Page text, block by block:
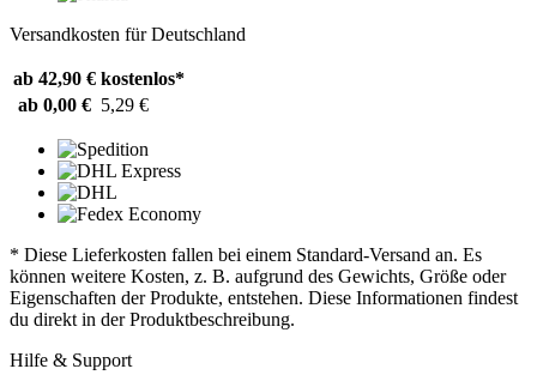
Versandkosten für Deutschland
ab 42,90 € kostenlos*
ab 0,00 € 5,29 €
* Diese Lieferkosten fallen bei einem Standard-Versand an. Es
können weitere Kosten, z. B. aufgrund des Gewichts, Größe oder
Eigenschaften der Produkte, entstehen. Diese Informationen findest
du direkt in der Produktbeschreibung.
Hilfe & Support